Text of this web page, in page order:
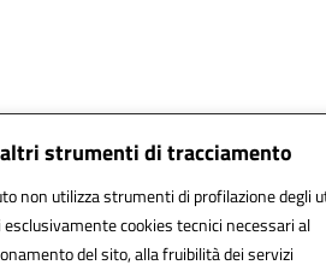
strumenti di tracciamento
non utilizza strumenti di profilazione degli
cookies tecnici necessari al
del sito, alla fruibilità dei servizi